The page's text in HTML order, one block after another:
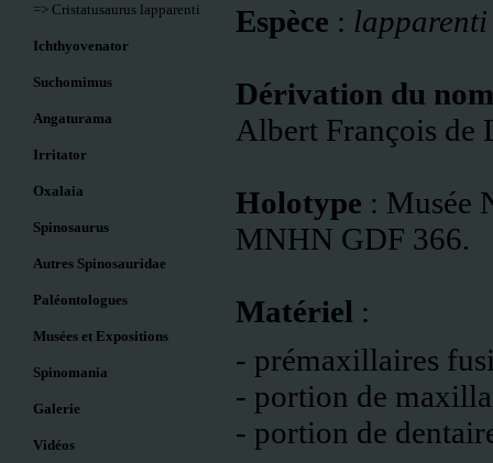
=> Cristatusaurus lapparenti
Ichthyovenator
Suchomimus
Angaturama
Irritator
Oxalaia
Spinosaurus
Autres Spinosauridae
Paléontologues
Musées et Expositions
Spinomania
Galerie
Vidéos
Espèce :
Dérivation du nom
Albert François de
Holotype : Musée
MNHN GDF 366.
Matériel :
- prémaxillaires
- portion de
- portion de